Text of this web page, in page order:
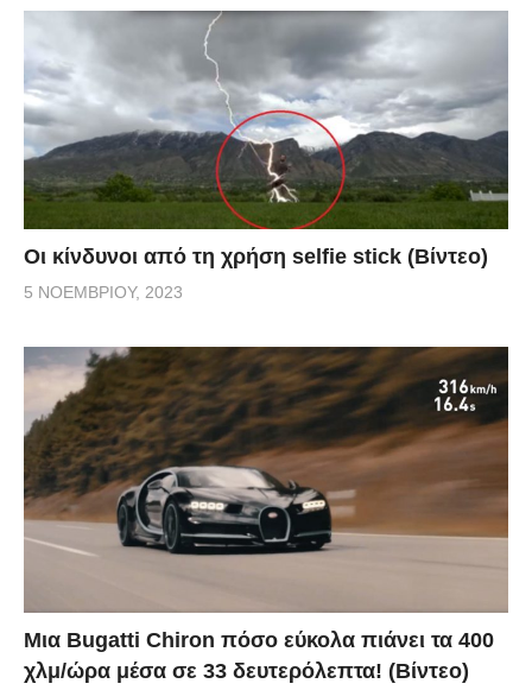
Οι κίνδυνοι από τη χρήση selfie stick (Βίντεο)
5 ΝΟΕΜΒΡΊΟΥ, 2023
Μια Bugatti Chiron πόσο εύκολα πιάνει τα 400
χλμ/ώρα μέσα σε 33 δευτερόλεπτα! (Βίντεο)